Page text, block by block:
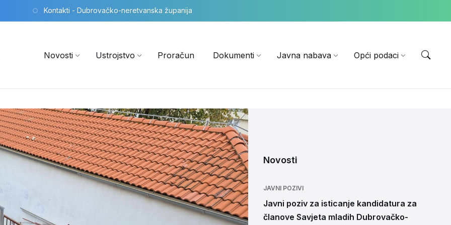
Kontakti - Dubrovačko-neretvanska županija
Novosti Ustrojstvo Proračun Dokumenti Javna nabava Opći podaci
Novosti
JAVNI POZIVI
Javni poziv za isticanje kandidatura za
članove Savjeta mladih Dubrovačko-